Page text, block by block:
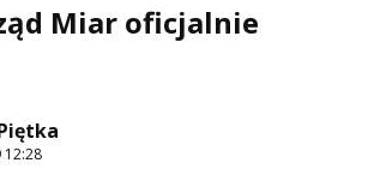
Miar oficjalnie
12:28